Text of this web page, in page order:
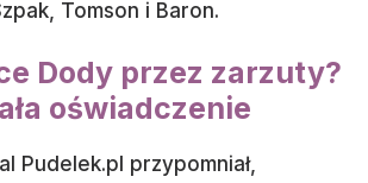
Tomson i Baron.
Dody przez zarzuty?
oświadczenie
Pudelek.pl przypomniał,